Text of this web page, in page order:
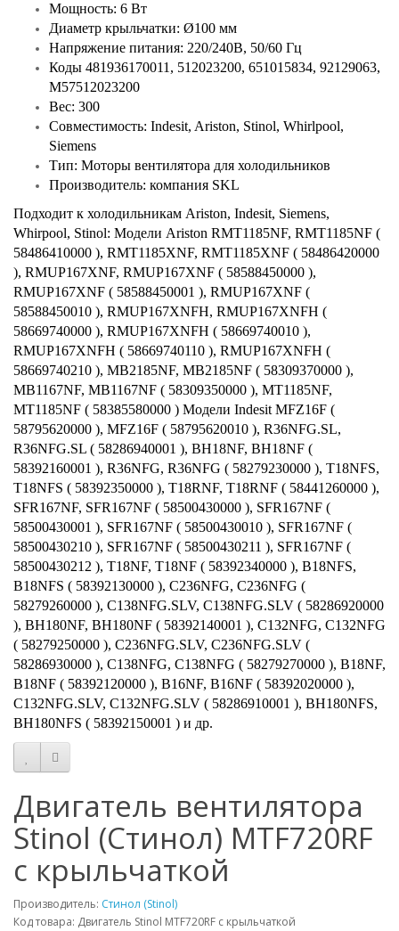
Мощность: 6 Вт
Диаметр крыльчатки: Ø100 мм
Напряжение питания: 220/240В, 50/60 Гц
Коды 481936170011, 512023200, 651015834, 92129063,
M57512023200
Вес: 300
Совместимость: Indesit, Ariston, Stinol, Whirlpool,
Siemens
Тип: Моторы вентилятора для холодильников
Производитель: компания SKL
Подходит к холодильникам Ariston, Indesit, Siemens,
Whirpool, Stinol: Модели Ariston RMT1185NF, RMT1185NF (
58486410000 ), RMT1185XNF, RMT1185XNF ( 58486420000
), RMUP167XNF, RMUP167XNF ( 58588450000 ),
RMUP167XNF ( 58588450001 ), RMUP167XNF (
58588450010 ), RMUP167XNFH, RMUP167XNFH (
58669740000 ), RMUP167XNFH ( 58669740010 ),
RMUP167XNFH ( 58669740110 ), RMUP167XNFH (
58669740210 ), MB2185NF, MB2185NF ( 58309370000 ),
MB1167NF, MB1167NF ( 58309350000 ), MT1185NF,
MT1185NF ( 58385580000 ) Модели Indesit MFZ16F (
58795620000 ), MFZ16F ( 58795620010 ), R36NFG.SL,
R36NFG.SL ( 58286940001 ), BH18NF, BH18NF (
58392160001 ), R36NFG, R36NFG ( 58279230000 ), T18NFS,
T18NFS ( 58392350000 ), T18RNF, T18RNF ( 58441260000 ),
SFR167NF, SFR167NF ( 58500430000 ), SFR167NF (
58500430001 ), SFR167NF ( 58500430010 ), SFR167NF (
58500430210 ), SFR167NF ( 58500430211 ), SFR167NF (
58500430212 ), T18NF, T18NF ( 58392340000 ), B18NFS,
B18NFS ( 58392130000 ), C236NFG, C236NFG (
58279260000 ), C138NFG.SLV, C138NFG.SLV ( 58286920000
), BH180NF, BH180NF ( 58392140001 ), C132NFG, C132NFG
( 58279250000 ), C236NFG.SLV, C236NFG.SLV (
58286930000 ), C138NFG, C138NFG ( 58279270000 ), B18NF,
B18NF ( 58392120000 ), B16NF, B16NF ( 58392020000 ),
C132NFG.SLV, C132NFG.SLV ( 58286910001 ), BH180NFS,
BH180NFS ( 58392150001 ) и др.
Двигатель вентилятора
Stinol (Стинол) MTF720RF
с крыльчаткой
Производитель: Стинол (Stinol)
Код товара: Двигатель Stinol MTF720RF с крыльчаткой